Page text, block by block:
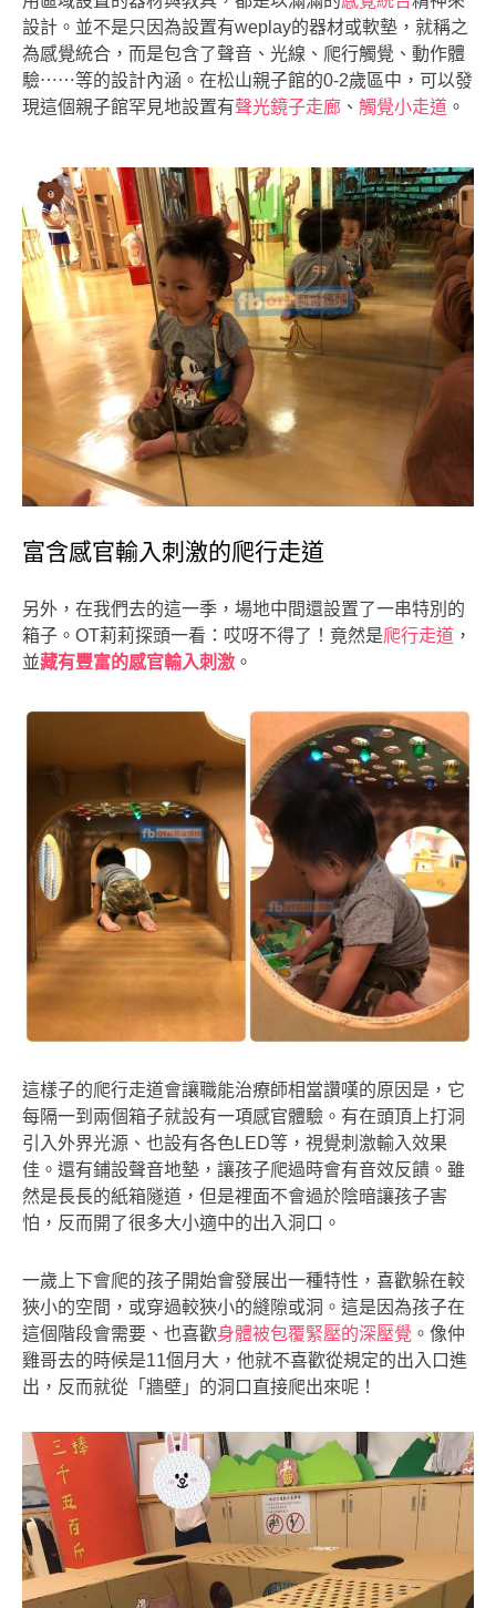
設計。並不是只因為設置有weplay的器材或軟墊，就稱之
為感覺統合，而是包含了聲音、光線、爬行觸覺、動作體
驗⋯⋯等的設計內涵。在松山親子館的0-2歲區中，可以發
現這個親子館罕見地設置有聲光鏡子走廊 、 觸覺小走道 。
富含感官輸入刺激的爬行走道
另外，在我們去的這一季，場地中間還設置了一串特別的
箱子。OT莉莉探頭一看：哎呀不得了！竟然是爬行走道 ，
並藏有豐富的感官輸入刺激 。
這樣子的爬行走道會讓職能治療師相當讚嘆的原因是，它
每隔一到兩個箱子就設有一項感官體驗。有在頭頂上打洞
引入外界光源、也設有各色LED等，視覺刺激輸入效果
佳。還有鋪設聲音地墊，讓孩子爬過時會有音效反饋。雖
然是長長的紙箱隧道，但是裡面不會過於陰暗讓孩子害
怕，反而開了很多大小適中的出入洞口。
一歲上下會爬的孩子開始會發展出一種特性，喜歡躲在較
狹小的空間，或穿過較狹小的縫隙或洞。這是因為孩子在
這個階段會需要、也喜歡身體被包覆緊壓的深壓覺 。像仲
雞哥去的時候是11個月大，他就不喜歡從規定的出入口進
出，反而就從「牆壁」的洞口直接爬出來呢！